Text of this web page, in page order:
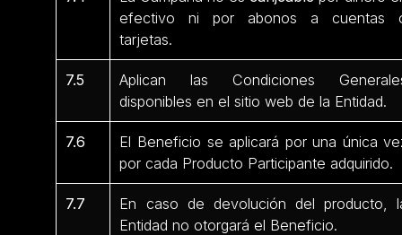
efectivo ni por abonos a cuentas
tarjetas.
7.5
Aplican las Condiciones
disponibles en el sitio web de la Entidad.
7.6
El Beneficio se aplicará por una única
por cada Producto Participante adquirido.
7.7
En caso de devolución del producto,
Entidad no otorgará el Beneficio.